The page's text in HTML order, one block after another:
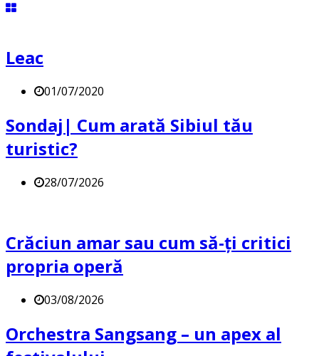
Leac
01/07/2020
Sondaj| Cum arată Sibiul tău
turistic?
28/07/2026
Crăciun amar sau cum să-ți critici
propria operă
03/08/2026
Orchestra Sangsang – un apex al